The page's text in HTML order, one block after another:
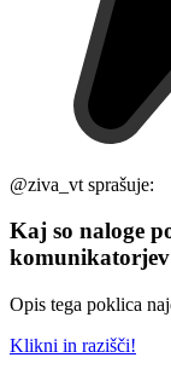
@ziva_vt sprašuje:
Kaj so naloge
Opis tega poklica
Klikni in razišči!